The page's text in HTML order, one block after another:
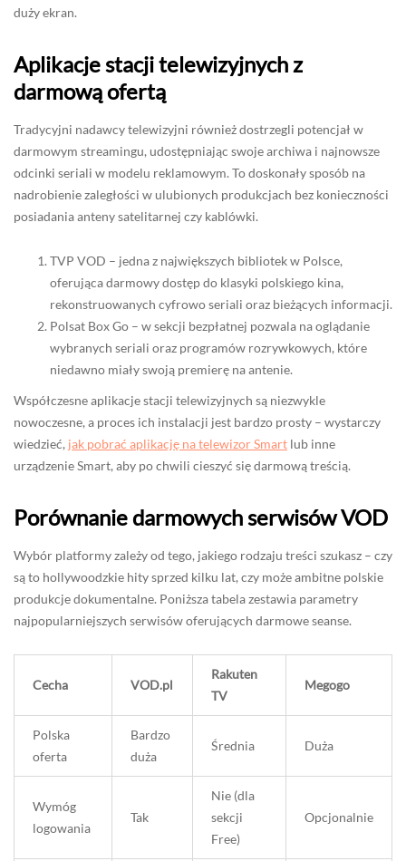
duży ekran.
Aplikacje stacji telewizyjnych z
darmową ofertą
Tradycyjni nadawcy telewizyjni również dostrzegli potencjał w
darmowym streamingu, udostępniając swoje archiwa i najnowsze
odcinki seriali w modelu reklamowym. To doskonały sposób na
nadrobienie zaległości w ulubionych produkcjach bez konieczności
posiadania anteny satelitarnej czy kablówki.
TVP VOD – jedna z największych bibliotek w Polsce,
oferująca darmowy dostęp do klasyki polskiego kina,
rekonstruowanych cyfrowo seriali oraz bieżących informacji.
Polsat Box Go – w sekcji bezpłatnej pozwala na oglądanie
wybranych seriali oraz programów rozrywkowych, które
niedawno miały swoją premierę na antenie.
Współczesne aplikacje stacji telewizyjnych są niezwykle
nowoczesne, a proces ich instalacji jest bardzo prosty – wystarczy
wiedzieć, jak pobrać aplikację na telewizor Smart lub inne
urządzenie Smart, aby po chwili cieszyć się darmową treścią.
Porównanie darmowych serwisów VOD
Wybór platformy zależy od tego, jakiego rodzaju treści szukasz – czy
są to hollywoodzkie hity sprzed kilku lat, czy może ambitne polskie
produkcje dokumentalne. Poniższa tabela zestawia parametry
najpopularniejszych serwisów oferujących darmowe seanse.
Cecha VOD.pl
Rakuten
TV
Megogo
Polska
oferta
Bardzo
duża
Średnia Duża
Wymóg
logowania
Tak
Nie (dla
sekcji
Free)
Opcjonalnie